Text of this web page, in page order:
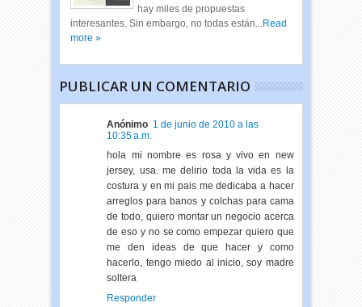
hay miles de propuestas
interesantes. Sin embargo, no todas están...Read
more »
PUBLICAR UN COMENTARIO
Anónimo 1 de junio de 2010 a las
10:35 a.m.
hola mi nombre es rosa y vivo en new
jersey, usa. me delirio toda la vida es la
costura y en mi pais me dedicaba a hacer
arreglos para banos y colchas para cama
de todo, quiero montar un negocio acerca
de eso y no se como empezar quiero que
me den ideas de que hacer y como
hacerlo, tengo miedo al inicio, soy madre
soltera
Responder